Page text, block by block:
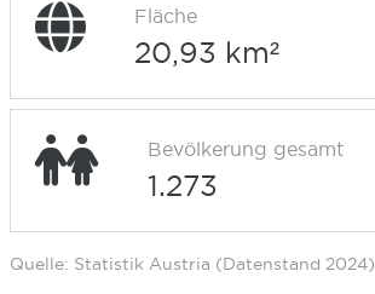
Fläche
20,93 km²
Bevölkerung gesamt
1.273
Quelle: Statistik Austria (Datenstand 2024)